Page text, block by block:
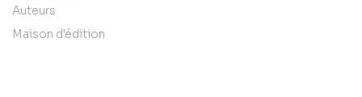
Auteurs
Maison d'édition